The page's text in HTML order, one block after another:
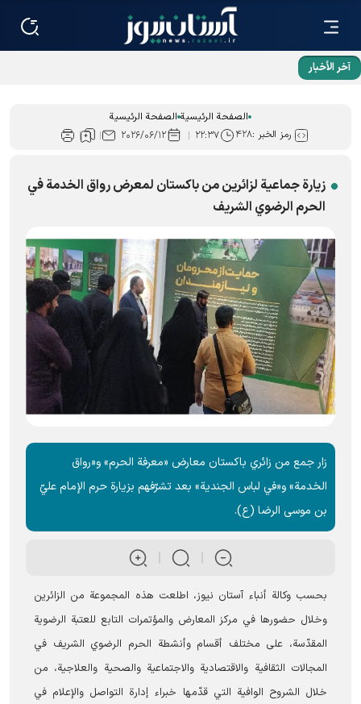
آخر الأخبار
الصفحة الرئيسية الصفحة الرئيسية
رمز الخبر :۴۲۸ ۲۲:۳۷ ۲۰۲۶/۰۶/۱۲
زيارة جماعية لزائرين من باكستان لمعرض رواق الخدمة في
الحرم الرضوي الشریف
زار جمع من زائري باكستان معارض «معرفة الحرم» و«رواق
الخدمة» و«في لباس الجندية» بعد تشرّفهم بزيارة حرم الإمام عليّ
بن موسى الرضا (ع).
بحسب وکالة أنباء آستان نيوز، اطلعت هذه المجموعة من الزائرين
وخلال حضورها في مركز المعارض والمؤتمرات التابع للعتبة الرضوية
المقدّسة، على مختلف أقسام وأنشطة الحرم الرضوي الشریف في
المجالات الثقافية والاقتصادية والاجتماعية والصحية والعلاجية، من
خلال الشروح الوافية التي قدّمها خبراء إدارة التواصل والإعلام في